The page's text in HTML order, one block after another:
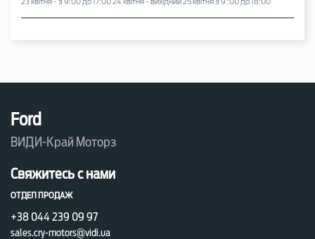
Ford
ВИДИ-Край Моторз
Свяжитесь с нами
ОТДЕЛ ПРОДАЖ
+38 044 239 09 97
sales.cry-motors@vidi.ua